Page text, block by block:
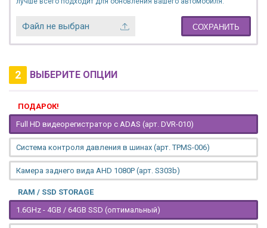
Файл не выбран СОХРАНИТЬ
2 ВЫБЕРИТЕ ОПЦИИ
ПОДАРОК!
Full HD видеорегистратор с ADAS (арт. DVR-010)
Система контроля давления в шинах (арт. TPMS-006)
Камера заднего вида AHD 1080P (арт. S303b)
RAM / SSD STORAGE
1.6GHz - 4GB / 64GB SSD (оптимальный)